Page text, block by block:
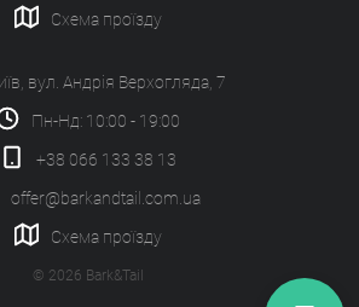
Схема проїзду
вул. Андрія Верхогляда, 7
Пн-Нд: 10:00 - 19:00
+38 066 133 38 13
offer@barkandtail.com.ua
Схема проїзду
© 2026 Bark&Tail